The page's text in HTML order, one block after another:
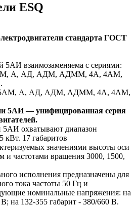
ESQ
стандарта ГОСТ
5АИ взаимозаменяема с сериями:
А, АД, АДМ, АДММ, 4А, 4АМ,
5АИ — унифицированная серия
5АИ охватывают диапазон
кВт. 17 габаритов
значениями высоты оси
и частотами вращения 3000, 1500,
исполнения предназначены для
тока частоты 50 Гц и
номинальные напряжения: на
В; на 132-355 габарит - 380/660 В.